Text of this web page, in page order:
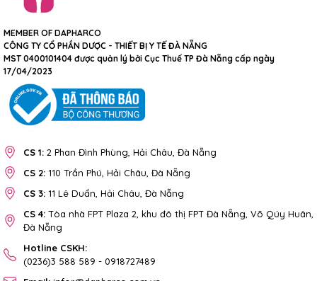
MEMBER OF DAPHARCO
CÔNG TY CỔ PHẦN DƯỢC - THIẾT BỊ Y TẾ ĐÀ NẴNG
MST 0400101404 được quản lý bởi Cục Thuế TP Đà Nẵng cấp ngày
17/04/2023
CS 1: 2 Phan Đình Phùng, Hải Châu, Đà Nẵng
CS 2: 110 Trần Phú, Hải Châu, Đà Nẵng
CS 3: 11 Lê Duẩn, Hải Châu, Đà Nẵng
CS 4: Tòa nhà FPT Plaza 2, khu đô thị FPT Đà Nẵng, Võ Qúy Huân,
Đà Nẵng
Hotline CSKH:
(0236)3 588 589 - 0918727489